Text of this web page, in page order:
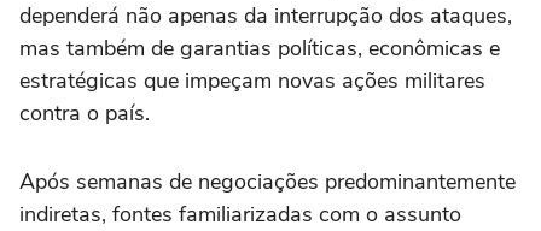
dependerá não apenas da interrupção dos ataques,
mas também de garantias políticas, econômicas e
estratégicas que impeçam novas ações militares
contra o país.
Após semanas de negociações predominantemente
indiretas, fontes familiarizadas com o assunto